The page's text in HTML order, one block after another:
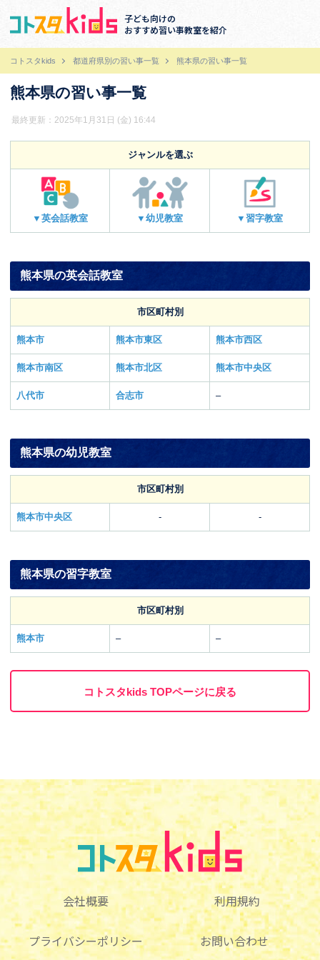
子ども向けの
おすすめ習い事教室を紹介
コトスタkids 都道府県別の習い事一覧 熊本県の習い事一覧
熊本県の習い事一覧
最終更新：2025年1月31日 (金) 16:44
ジャンルを選ぶ
▼英会話教室 ▼幼児教室 ▼習字教室
熊本県の英会話教室
市区町村別
熊本市 熊本市東区 熊本市西区
熊本市南区 熊本市北区 熊本市中央区
八代市 合志市 –
熊本県の幼児教室
市区町村別
熊本市中央区 - -
熊本県の習字教室
市区町村別
熊本市 – –
コトスタkids TOPページに戻る
会社概要 利用規約
プライバシーポリシー お問い合わせ